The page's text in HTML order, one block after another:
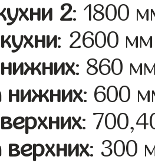
2: 1800
: 2600 мм
: 860
нижних: 600
:
верхних: 300